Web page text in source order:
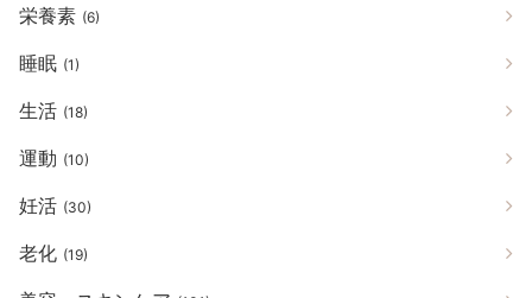
栄養素 (6)
睡眠 (1)
生活 (18)
運動 (10)
妊活 (30)
老化 (19)